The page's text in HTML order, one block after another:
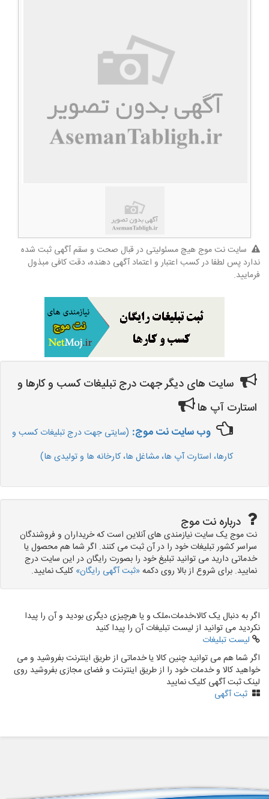
سایت نت موج هیچ مسئولیتی در قبال صحت و سقم آگهی ثبت شده
ندارد پس لطفا در کسب اعتبار و اعتماد آگهی دهنده، دقت کافی مبذول
فرمایید.
سایت های دیگر جهت درج تبلیغات کسب و کارها و
استارت آپ ها
وب سایت نت موج: (سایتی جهت درج تبلیغات کسب و
کارها، استارت آپ ها، مشاغل ها، کارخانه ها و تولیدی ها)
درباره نت موج
نت موج یک سایت نیازمندی های آنلاین است که خریداران و فروشندگان
سراسر کشور تبلیغات خود را در آن ثبت می کنند. اگر شما هم محصول یا
خدماتی دارید می توانید تبلیغ خود را بصورت رایگان در این سایت درج
نمایید. برای شروع از بالا روی دکمه«ثبت آگهی رایگان» کلیک نمایید.
اگر به دنبال یک کالا،خدمات،ملک و یا هرچیزی دیگری بودید و آن را پیدا
نکردید می توانید از لیست تبلیغات آن را پیدا کنید
لیست تبلیغات
اگر شما هم می توانید چنین کالا یا خدماتی از طریق اینترنت بفروشید و می
خواهید کالا و خدمات خود را از طریق اینترنت و فضای مجازی بفروشید روی
لینک ثبت آگهی کلیک نمایید
ثبت آگهی